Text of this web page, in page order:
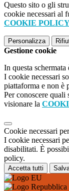
Questo sito o gli
cookie necessari al
COOKIE
Personalizza
Gestione cookie
In questa
I cookie necessari
piattaforma e non è
Per conoscere quali
visionare la
Cookie necessari
I cookie necessari
disabilitati. È
policy.
Accetta tutti